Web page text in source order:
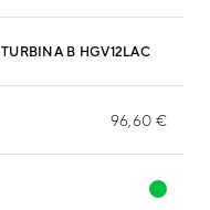
TURBINA B HGV12LAC
96,60 €